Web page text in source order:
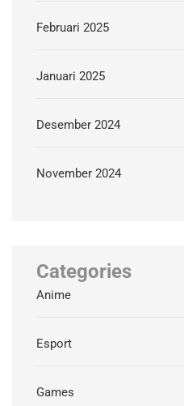
Februari 2025
Januari 2025
Desember 2024
November 2024
Categories
Anime
Esport
Games